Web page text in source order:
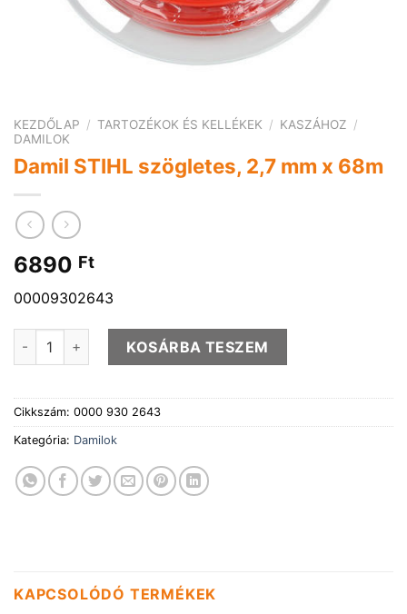
KEZDŐLAP / TARTOZÉKOK ÉS KELLÉKEK / KASZÁHOZ /
DAMILOK
Damil STIHL szögletes, 2,7 mm x 68m
6890 Ft
00009302643
Damil STIHL szögletes, 2,7 mm x 68m mennyiség
KOSÁRBA TESZEM
Cikkszám: 0000 930 2643
Kategória: Damilok
KAPCSOLÓDÓ TERMÉKEK